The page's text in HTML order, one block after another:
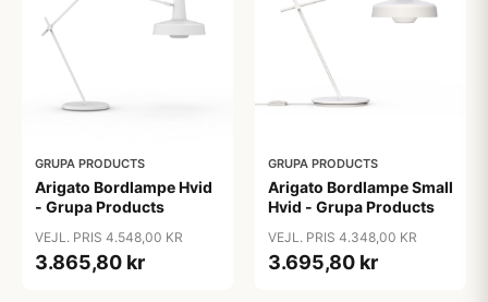
GRUPA PRODUCTS
Arigato Bordlampe Hvid
- Grupa Products
VEJL. PRIS 4.548,00 KR
3.865,80 kr
GRUPA PRODUCTS
Arigato Bordlampe Small
Hvid - Grupa Products
VEJL. PRIS 4.348,00 KR
3.695,80 kr